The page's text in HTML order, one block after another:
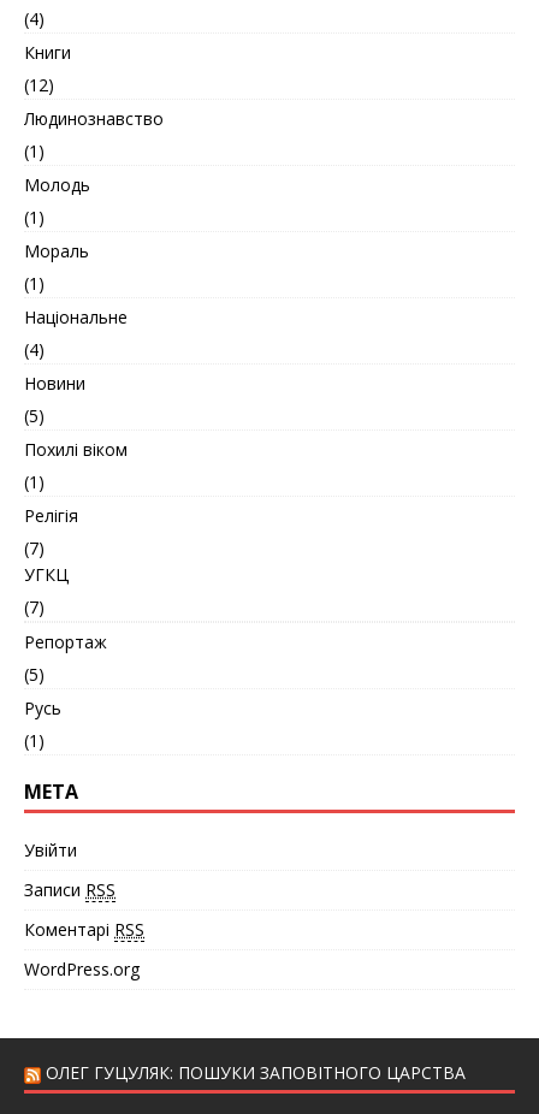
(4)
Книги
(12)
Людинознавство
(1)
Молодь
(1)
Мораль
(1)
Національне
(4)
Новини
(5)
Похилі віком
(1)
Релігія
(7)
УГКЦ
(7)
Репортаж
(5)
Русь
(1)
МЕТА
Увійти
Записи RSS
Коментарі RSS
WordPress.org
ОЛЕГ ГУЦУЛЯК: ПОШУКИ ЗАПОВІТНОГО ЦАРСТВА